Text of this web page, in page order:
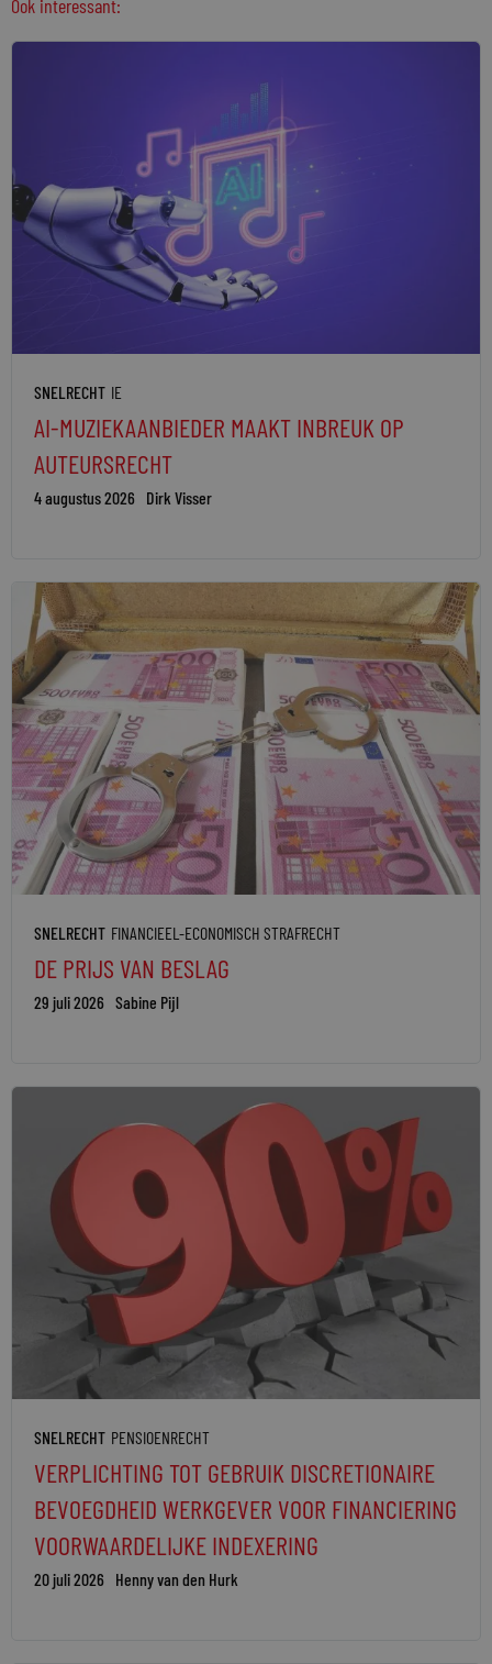
Ook interessant:
SNELRECHT IE
AI-MUZIEKAANBIEDER MAAKT INBREUK OP
AUTEURSRECHT
4 augustus 2026 Dirk Visser
SNELRECHT FINANCIEEL-ECONOMISCH STRAFRECHT
DE PRIJS VAN BESLAG
29 juli 2026 Sabine Pijl
SNELRECHT PENSIOENRECHT
VERPLICHTING TOT GEBRUIK DISCRETIONAIRE
BEVOEGDHEID WERKGEVER VOOR FINANCIERING
VOORWAARDELIJKE INDEXERING
20 juli 2026 Henny van den Hurk